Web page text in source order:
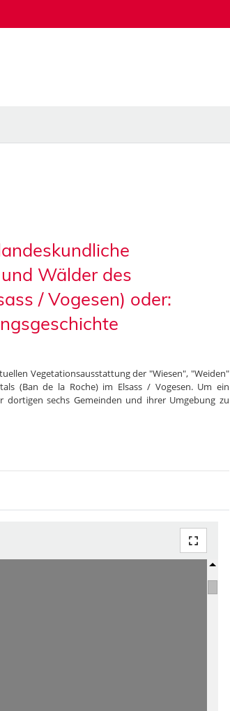
Wälder des
/ Vogesen) oder:
Vegetationsausstattung der "Wiesen", "Weiden"
(Ban de la Roche) im Elsass / Vogesen. Um ein
dortigen sechs Gemeinden und ihrer Umgebung zu